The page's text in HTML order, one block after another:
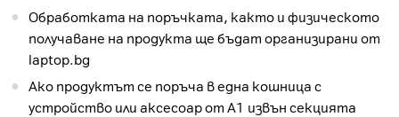
Обработката на поръчката, както и физическото
получаване на продукта ще бъдат организирани от
laptop.bg
Ако продуктът се поръча в една кошница с
устройство или аксесоар от А1 извън секцията